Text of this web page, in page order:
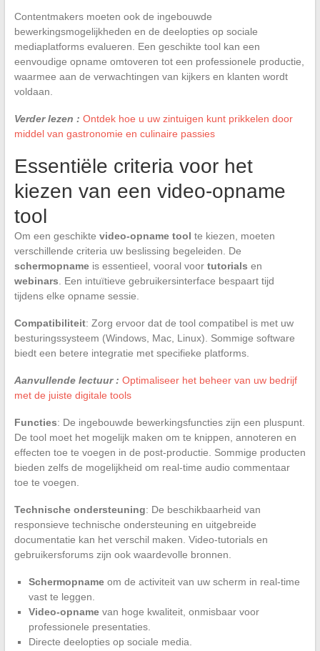
Contentmakers moeten ook de ingebouwde
bewerkingsmogelijkheden en de deelopties op sociale
mediaplatforms evalueren. Een geschikte tool kan een
eenvoudige opname omtoveren tot een professionele productie,
waarmee aan de verwachtingen van kijkers en klanten wordt
voldaan.
Verder lezen : Ontdek hoe u uw zintuigen kunt prikkelen door
middel van gastronomie en culinaire passies
Essentiële criteria voor het
kiezen van een video-opname
tool
Om een geschikte video-opname tool te kiezen, moeten
verschillende criteria uw beslissing begeleiden. De
schermopnameis essentieel, vooral voor tutorials en
webinars . Een intuïtieve gebruikersinterface bespaart tijd
tijdens elke opname sessie.
Compatibiliteit: Zorg ervoor dat de tool compatibel is met uw
besturingssysteem (Windows, Mac, Linux). Sommige software
biedt een betere integratie met specifieke platforms.
Aanvullende lectuur : Optimaliseer het beheer van uw bedrijf
met de juiste digitale tools
Functies: De ingebouwde bewerkingsfuncties zijn een pluspunt.
De tool moet het mogelijk maken om te knippen, annoteren en
effecten toe te voegen in de post-productie. Sommige producten
bieden zelfs de mogelijkheid om real-time audio commentaar
toe te voegen.
Technische ondersteuning: De beschikbaarheid van
responsieve technische ondersteuning en uitgebreide
documentatie kan het verschil maken. Video-tutorials en
gebruikersforums zijn ook waardevolle bronnen.
Schermopnameom de activiteit van uw scherm in real-time
vast te leggen.
Video-opnamevan hoge kwaliteit, onmisbaar voor
professionele presentaties.
Directe deelopties op sociale media.